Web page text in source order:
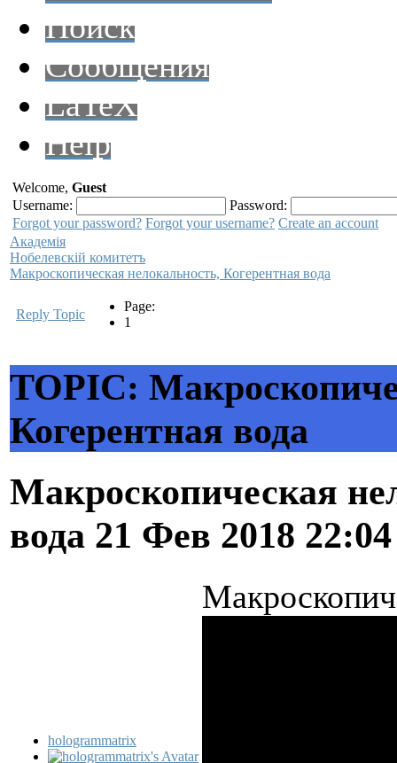
Поиск
Сообщения
LaTeX
Help
Welcome, Guest
Username:
Password:
Forgot your password? Forgot your username? Create an account
Академiя
Нобелевскiй комитетъ
Макроскопическая нелокальность, Когерентная вода
Reply Topic
Page:
1
TOPIC:
Когерентная вода
Макроскопическая
вода 21 Фев 2018
hologrammatrix